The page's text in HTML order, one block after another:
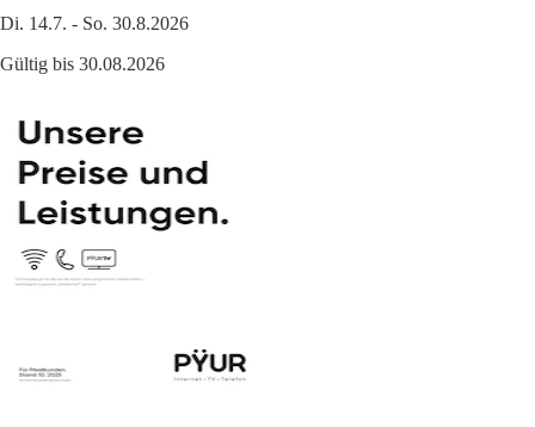
Di. 14.7. - So. 30.8.2026
Gültig bis 30.08.2026